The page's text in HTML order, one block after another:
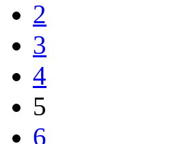
2
3
4
5
6